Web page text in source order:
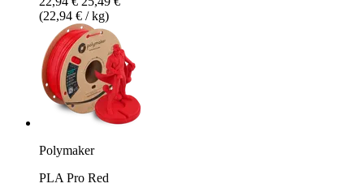
(22,94 € / kg)
Polymaker
PLA Pro Red